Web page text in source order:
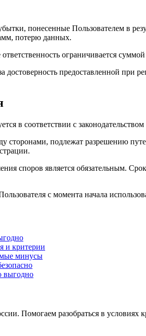
понесенные Пользователем в
потерю данных.
ограничивается
достоверность предоставленной
в соответствии с
сторонами, подлежат разрешению
споров является обязательным.
с момента начала
и критерии
минусы
выгодно
Помогаем разобраться в условиях